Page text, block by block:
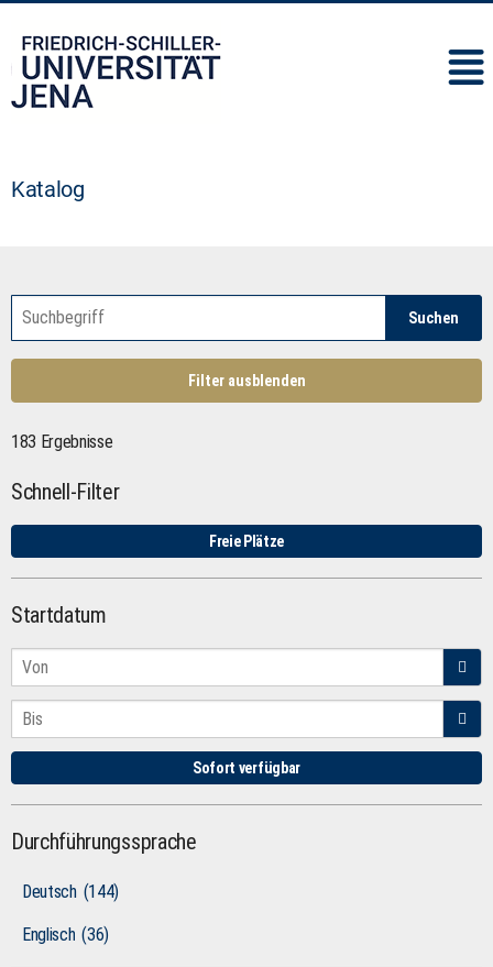
Katalog
Suchen
Filter ausblenden
183 Ergebnisse
Schnell-Filter
Freie Plätze
Startdatum
Sofort verfügbar
Durchführungssprache
Deutsch (144)
Englisch (36)